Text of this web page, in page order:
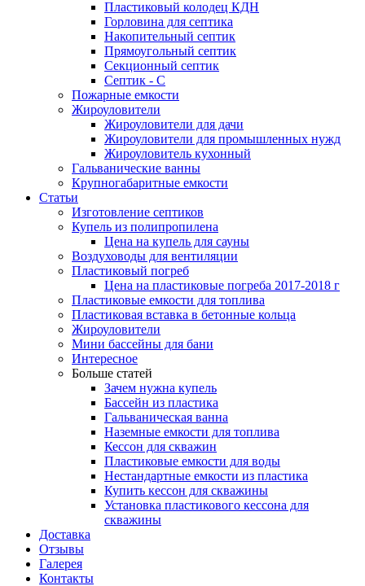
Пластиковый колодец КДН
Горловина для септика
Накопительный септик
Прямоугольный септик
Секционный септик
Септик - С
Пожарные емкости
Жироуловители
Жироуловители для дачи
Жироуловители для промышленных нужд
Жироуловитель кухонный
Гальванические ванны
Крупногабаритные емкости
Статьи
Изготовление септиков
Купель из полипропилена
Цена на купель для сауны
Воздуховоды для вентиляции
Пластиковый погреб
Цена на пластиковые погреба 2017-2018 г
Пластиковые емкости для топлива
Пластиковая вставка в бетонные кольца
Жироуловители
Мини бассейны для бани
Интересное
Больше статей
Зачем нужна купель
Бассейн из пластика
Гальваническая ванна
Наземные емкости для топлива
Кессон для скважин
Пластиковые емкости для воды
Нестандартные емкости из пластика
Купить кессон для скважины
Установка пластикового кессона для
скважины
Доставка
Отзывы
Галерея
Контакты